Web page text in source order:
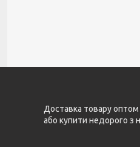
Доставка товару оптом
або купити недорого з